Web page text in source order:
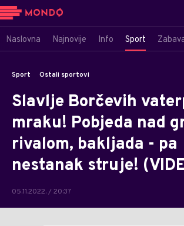
Naslovna Najnovije Info Sport
Sport Ostali sportovi
Slavlje Borčevih
mraku! Pobjeda nad
rivalom, bakljada - pa
nestanak struje!
05.11.2022. / 20:37